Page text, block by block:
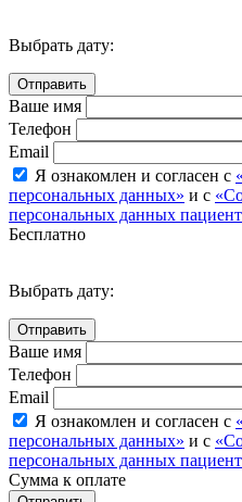
Выбрать дату:
Ваше имя
Телефон
Email
Я ознакомлен и согласен с
персональных данных» и с
персональных данных
Бесплатно
Выбрать дату:
Ваше имя
Телефон
Email
Я ознакомлен и согласен с
персональных данных» и с
персональных данных
Сумма к оплате